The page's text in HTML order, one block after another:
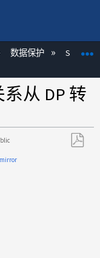
数据保护
从 DP 转